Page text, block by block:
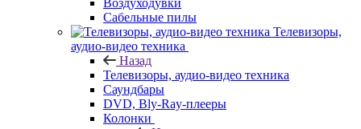
Воздуходувки
Сабельные пилы
Телевизоры,
аудио-видео техника
Назад
Телевизоры, аудио-видео техника
Саундбары
DVD, Bly-Ray-плееры
Колонки